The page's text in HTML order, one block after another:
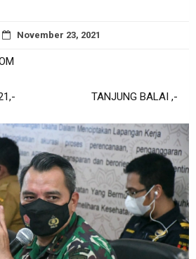
November 23, 2021
2021,- TANJUNG BALAI ,-